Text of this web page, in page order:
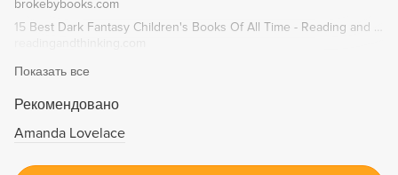
лишь погибнуть или остаться в живых. Каждая из
тройняшек готова уничтожить свою сестру. И лишь
brokebybooks.com
15 Best Dark Fantasy Children's Books Of All Time - Reading and Thinking
Показать все
Рекомендовано
Amanda Lovelace